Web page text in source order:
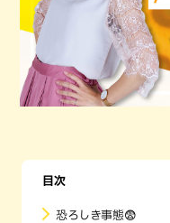
目次
恐ろしき事態😨